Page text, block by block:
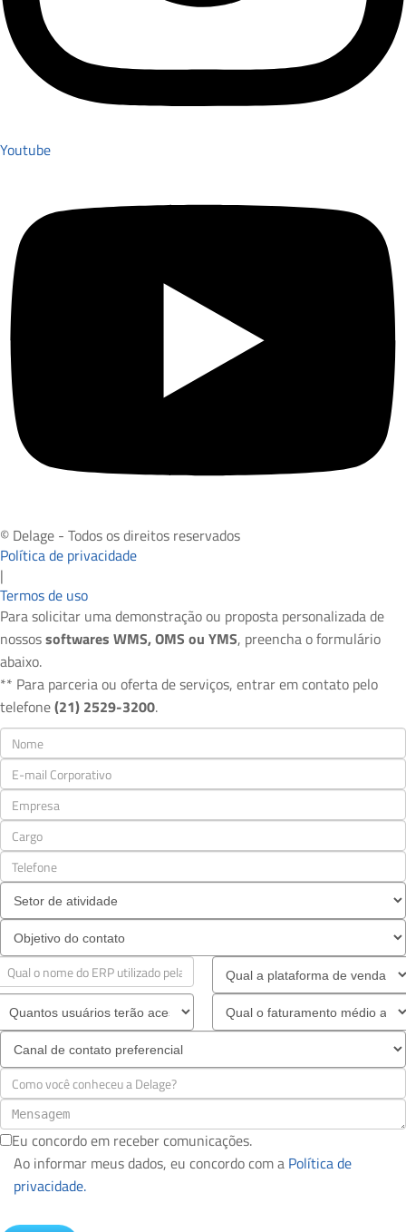
Youtube
© Delage - Todos os direitos reservados
Política de privacidade
|
Termos de uso
Para solicitar uma demonstração ou proposta personalizada de
nossossoftwares WMS, OMS ou YMS, preencha o formulário
abaixo.
** Para parceria ou oferta de serviços, entrar em contato pelo
telefone(21) 2529-3200.
Eu concordo em receber comunicações.
Ao informar meus dados, eu concordo com a Política de
privacidade.